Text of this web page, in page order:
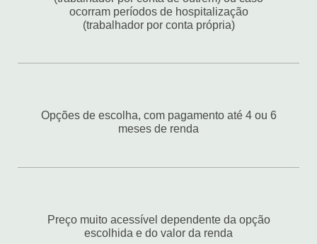
ocorram períodos de hospitalização
(trabalhador por conta própria)
Opções de escolha, com pagamento até 4 ou 6
meses de renda
Preço muito acessível dependente da opção
escolhida e do valor da renda